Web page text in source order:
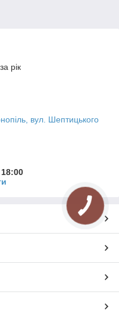
рік
вул. Шептицького